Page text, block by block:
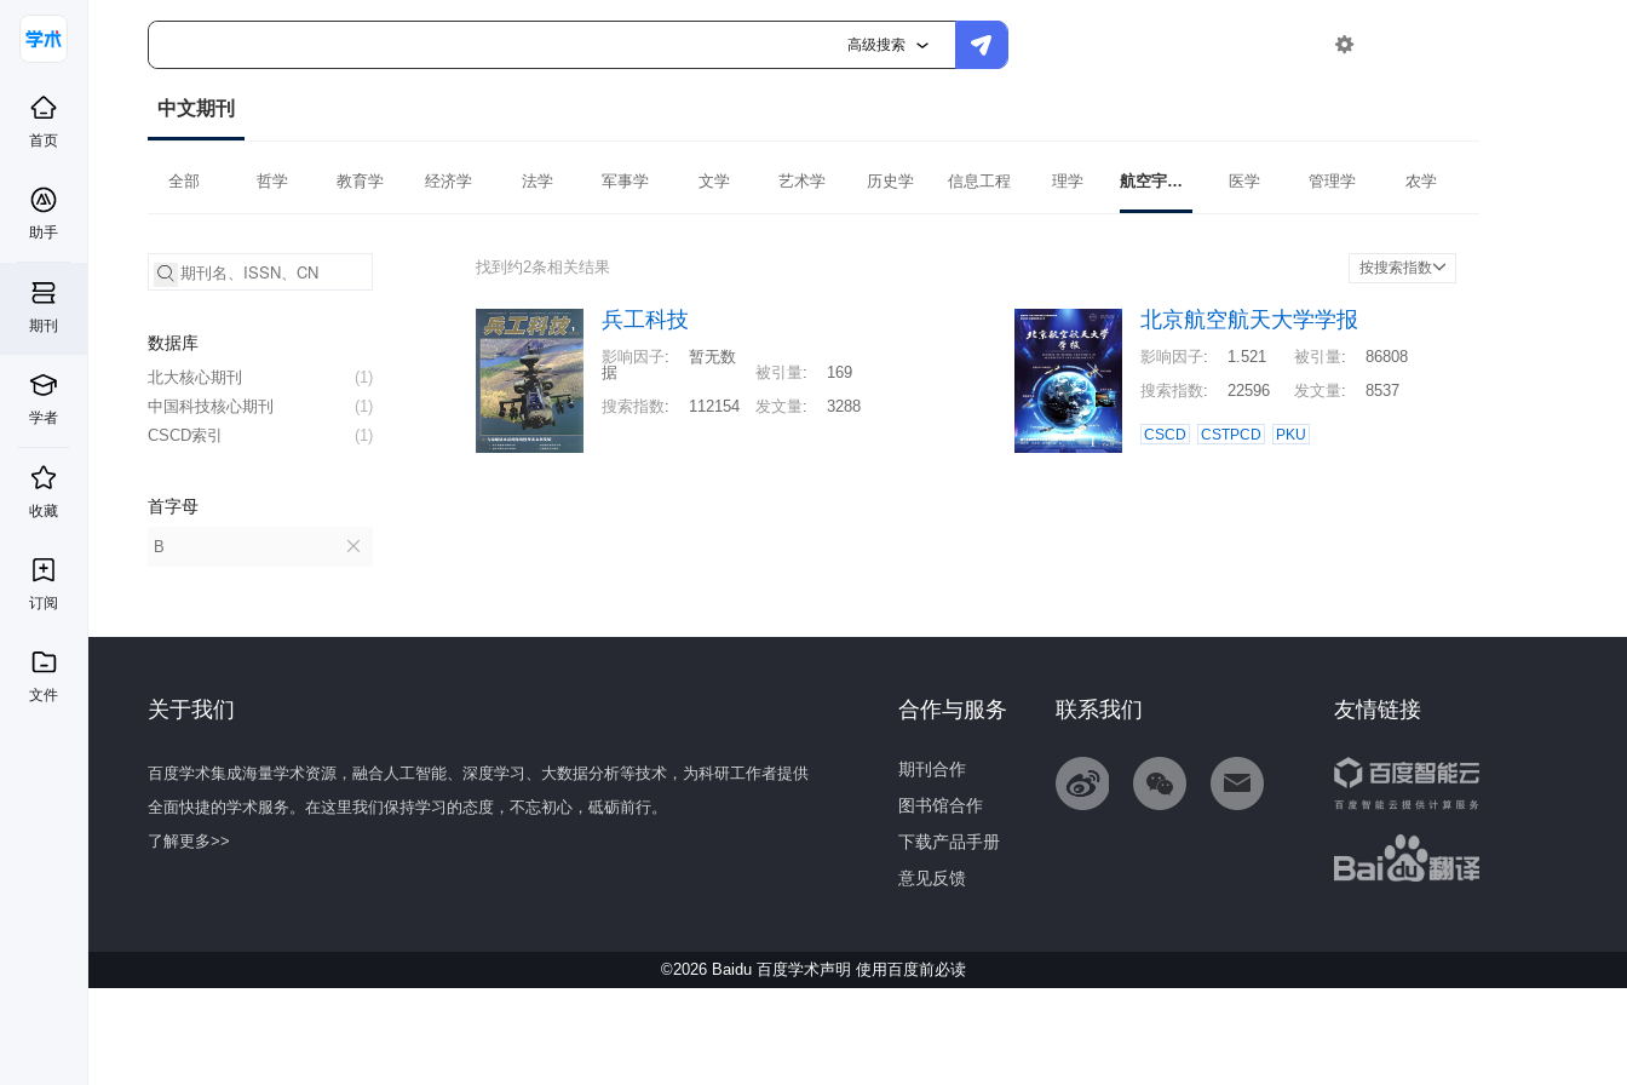
高级搜索 
首页
助手
期刊
学者
收藏
订阅
文件
中文期刊
全部 哲学 教育学 经济学 法学 军事学 文学 艺术学 历史学 信息工程 理学 航空宇航科学与技术 医学 管理学 农学
数据库
(1)
北大核心期刊
(1)
中国科技核心期刊
(1)
CSCD索引
首字母
B
找到约2条相关结果 按搜索指数
兵工科技
影响因子:
暂无数
据
被引量:
169
搜索指数: 112154 发文量: 3288
北京航空航天大学学报
影响因子: 1.521 被引量:
86808
搜索指数: 22596 发文量: 8537
CSCD CSTPCD PKU
关于我们
百度学术集成海量学术资源，融合人工智能、深度学习、大数据分析等技术，为科研工作者提供
全面快捷的学术服务。在这里我们保持学习的态度，不忘初心，砥砺前行。
了解更多>>
友情链接
联系我们
合作与服务
期刊合作
图书馆合作
下载产品手册
意见反馈
©2026 Baidu 百度学术声明 使用百度前必读